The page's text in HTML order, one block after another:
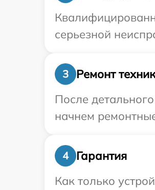
серьезной
3
Ремонт
После
начнем
4
Гарантия
Как только